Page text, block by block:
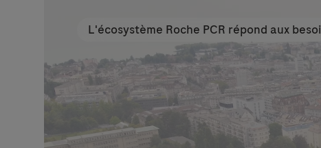
L'écosystème Roche PCR répond aux